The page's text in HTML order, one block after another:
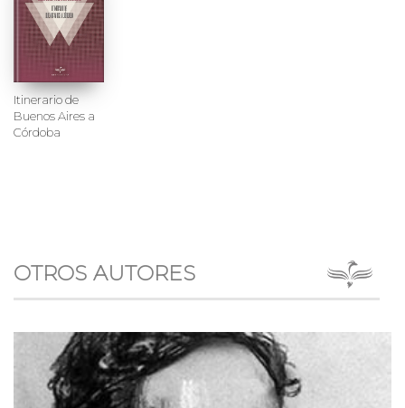
Itinerario de
Buenos Aires a
Córdoba
OTROS AUTORES